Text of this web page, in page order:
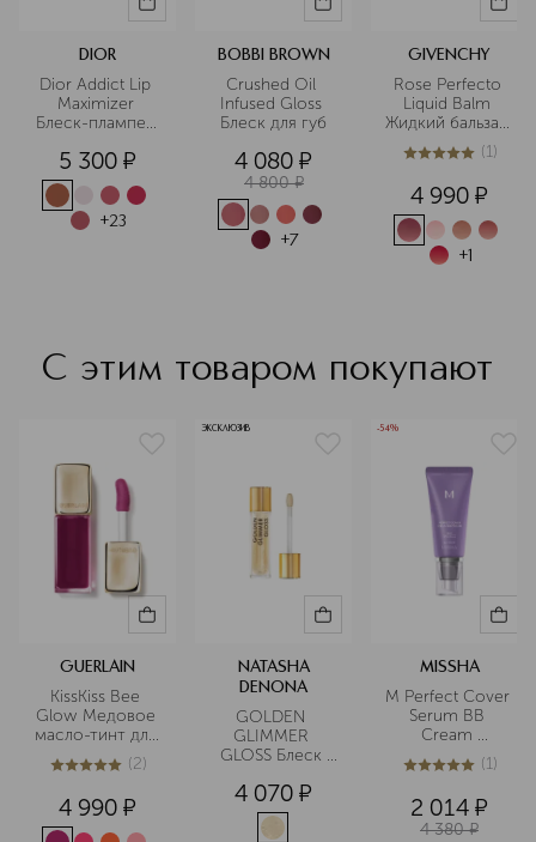
DIOR
Dior Addict Lip
Maximizer
Блеск-плампер
5 300 ¤
+23
BOBBI BROWN
Crushed Oil
Infused Gloss
Блеск для губ
4 080 ¤
4 800 ¤
+7
GIVENCHY
Rose Perfecto
Liquid Balm
Жидкий бальзам
для губ
5из 51 (1)
4 990 ¤
+1
С этим товаром покупают
GUERLAIN
KissKiss Bee
Glow Медовое
масло-тинт для
губ
5из 52 (2)
4 990 ¤
ЭКСКЛЮЗИВ
NATASHA
DENONA
GOLDEN
GLIMMER
GLOSS Блеск
4 070 ¤
-54%
MISSHA
М Perfect Cover
Serum BB
Cream
Тональный BB
крем с
сывороткой для
сияния кожи,
5из 51 (1)
2 014 ¤
4 380 ¤